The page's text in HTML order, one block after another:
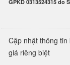
GPKD 0313524315 do
Cập nhật thông
giá riêng biệt